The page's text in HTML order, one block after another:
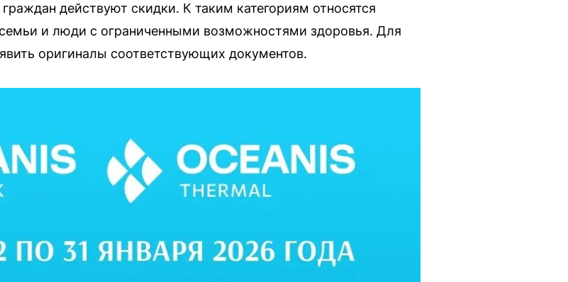
действуют скидки. К таким категориям относятся
и люди с ограниченными возможностями здоровья. Для
оригиналы соответствующих документов.